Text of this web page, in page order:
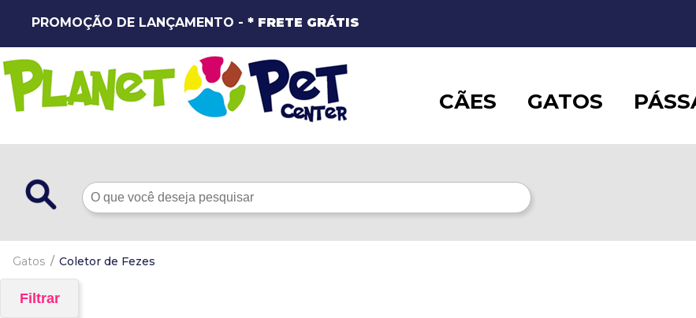
PROMOÇÃO DE LANÇAMENTO - * FRETE GRÁTIS
CÃES GATOS
Gatos Coletor de Fezes
Filtrar